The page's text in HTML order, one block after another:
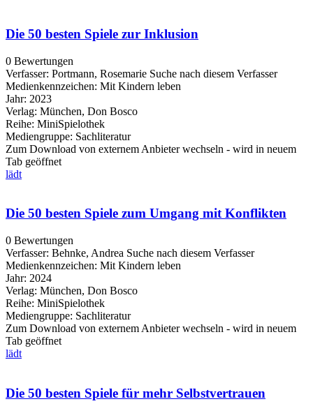
Die 50 besten Spiele zur Inklusion
0 Bewertungen
Verfasser: Portmann, Rosemarie Suche nach diesem Verfasser
Medienkennzeichen: Mit Kindern leben
Jahr: 2023
Verlag: München, Don Bosco
Reihe: MiniSpielothek
Mediengruppe: Sachliteratur
Zum Download von externem Anbieter wechseln - wird in neuem
Tab geöffnet
lädt
Die 50 besten Spiele zum Umgang mit Konflikten
0 Bewertungen
Verfasser: Behnke, Andrea Suche nach diesem Verfasser
Medienkennzeichen: Mit Kindern leben
Jahr: 2024
Verlag: München, Don Bosco
Reihe: MiniSpielothek
Mediengruppe: Sachliteratur
Zum Download von externem Anbieter wechseln - wird in neuem
Tab geöffnet
lädt
Die 50 besten Spiele für mehr Selbstvertrauen